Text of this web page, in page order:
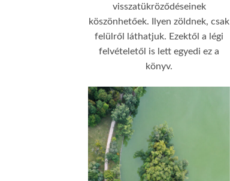
visszatükröződéseinek
köszönhetőek. Ilyen zöldnek, csak
felülről láthatjuk. Ezektől a légi
felvételetől is lett egyedi ez a
könyv.